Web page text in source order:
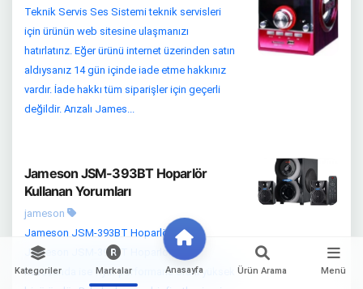
Kategoriler Markalar Anasayfa Ürün Arama Menü
Teknik Servis Ses Sistemi teknik servisleri
için ürünün web sitesine ulaşmanızı
hatırlatırız. Eğer ürünü internet üzerinden satın
aldıysanız 14 gün içinde iade etme hakkınız
vardır. İade hakkı tüm siparişler için geçerli
değildir. Arızalı James...
Jameson JSM-393BT Hoparlör
Kullanan Yorumları
jameson
Jameson JSM-393BT Hoparlör Fiyatı
Jameson JSM-393BT Hoparlör fiyatı
hususunda ise fiyat-performans oranı yüksek